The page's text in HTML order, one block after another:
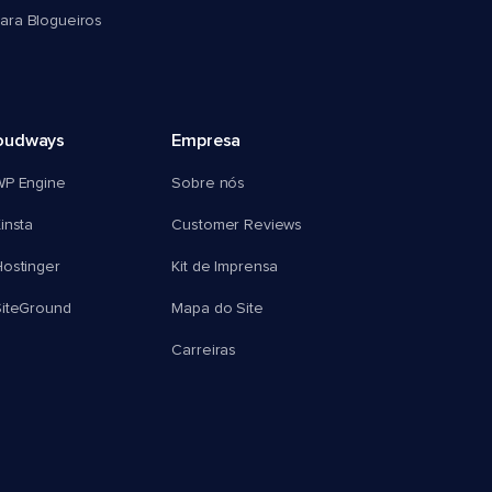
Blogueiros
Engine
Empresa
Sobre nós
Customer Reviews
Kit de Imprensa
Mapa do Site
Carreiras